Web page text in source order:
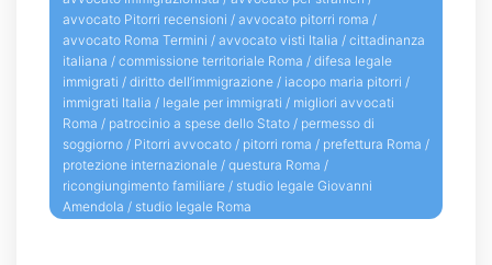
avvocato Pitorri recensioni / avvocato pitorri roma /
avvocato Roma Termini / avvocato visti Italia / cittadinanza
italiana / commissione territoriale Roma / difesa legale
immigrati / diritto dell’immigrazione / iacopo maria pitorri /
immigrati Italia / legale per immigrati / migliori avvocati
Roma / patrocinio a spese dello Stato / permesso di
soggiorno / Pitorri avvocato / pitorri roma / prefettura Roma /
protezione internazionale / questura Roma /
ricongiungimento familiare / studio legale Giovanni
Amendola / studio legale Roma